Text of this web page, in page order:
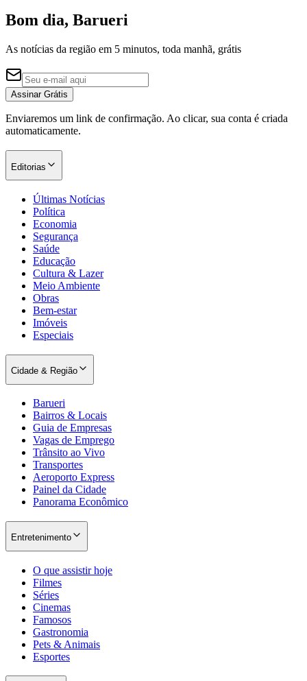
Palmeiras
Bom dia, Barueri
As notícias da região em 5 minutos, toda manhã, grátis
Assinar Grátis
Enviaremos um link de confirmação. Ao clicar, sua conta é criada
automaticamente.
Editorias
Últimas Notícias
Política
Economia
Segurança
Saúde
Educação
Cultura & Lazer
Meio Ambiente
Obras
Bem-estar
Imóveis
Especiais
Cidade & Região
Barueri
Bairros & Locais
Guia de Empresas
Vagas de Emprego
Trânsito ao Vivo
Transportes
Aeroporto Express
Painel da Cidade
Panorama Econômico
Entretenimento
O que assistir hoje
Filmes
Séries
Cinemas
Famosos
Gastronomia
Pets & Animais
Esportes